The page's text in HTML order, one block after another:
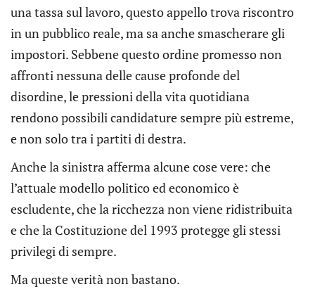
una tassa sul lavoro, questo appello trova riscontro
in un pubblico reale, ma sa anche smascherare gli
impostori. Sebbene questo ordine promesso non
affronti nessuna delle cause profonde del
disordine, le pressioni della vita quotidiana
rendono possibili candidature sempre più estreme,
e non solo tra i partiti di destra.
Anche la sinistra afferma alcune cose vere: che
l’attuale modello politico ed economico è
escludente, che la ricchezza non viene ridistribuita
e che la Costituzione del 1993 protegge gli stessi
privilegi di sempre.
Ma queste verità non bastano.